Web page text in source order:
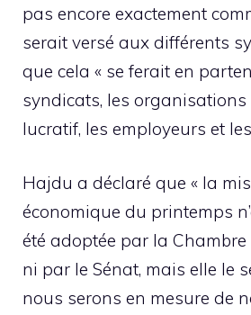
pas encore exactement
serait versé aux différents
que cela « se ferait en
syndicats, les
lucratif, les employeurs et
Hajdu a déclaré que « la
économique du printemps
été adoptée par la
ni par le Sénat, mais elle le
nous serons en mesure de